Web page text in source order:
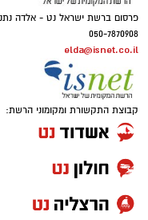
פרסום ברשת ישראל נט - אלדה
050-7870908
elda@isnet.co.il
קבוצת התקשורת ומקומוני הרשת: